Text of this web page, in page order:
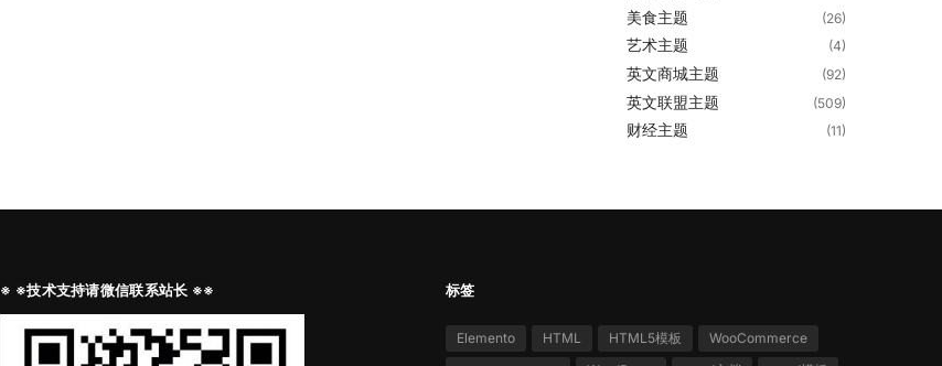
美食主题 (26)
艺术主题 (4)
英文商城主题 (92)
英文联盟主题 (509)
财经主题 (11)
※ ※技术支持请微信联系站长 ※※ 标签
Elemento HTML HTML5模板
WooCommerce